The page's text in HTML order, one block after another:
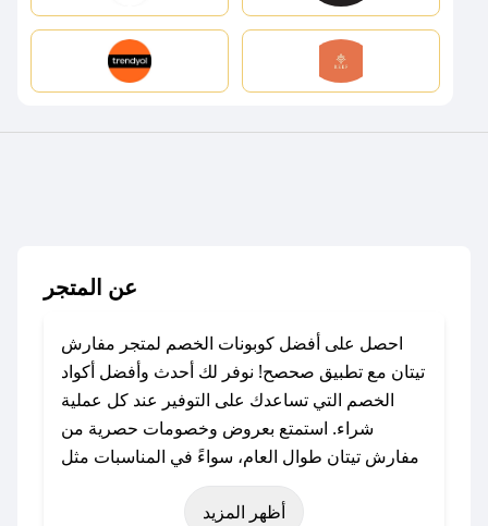
عن المتجر
احصل على أفضل كوبونات الخصم لمتجر مفارش
تيتان مع تطبيق صحصح! نوفر لك أحدث وأفضل أكواد
الخصم التي تساعدك على التوفير عند كل عملية
شراء. استمتع بعروض وخصومات حصرية من
مفارش تيتان طوال العام، سواءً في المناسبات مثل
عيد الفطر، عيد الأضحى، الجمعة البيضاء (شهر
نوفمبر)، رمضان، اليوم الوطني، يوم التأسيس، أو
أظهر المزيد